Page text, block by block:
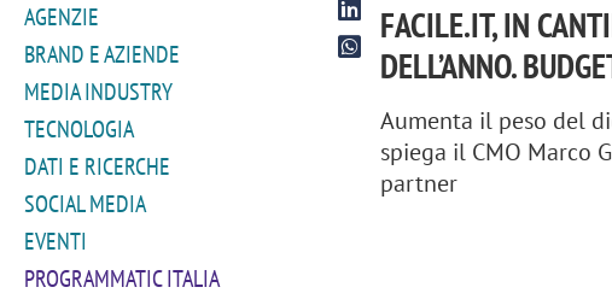
AGENZIE
BRAND E AZIENDE
MEDIA INDUSTRY
TECNOLOGIA
DATI E RICERCHE
SOCIAL MEDIA
EVENTI
PROGRAMMATIC ITALIA
FACILE.IT, IN
DELL’ANNO.
Aumenta il peso del
spiega il CMO Marco
partner